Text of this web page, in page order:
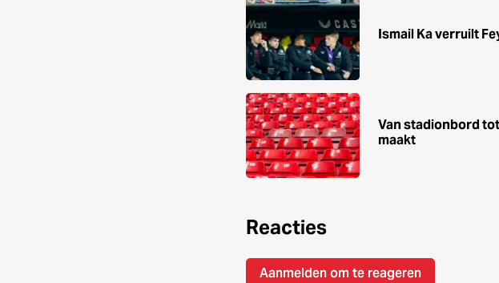
Ismail Ka verruilt
Van stadionbord
maakt
Reacties
Aanmelden om te reageren